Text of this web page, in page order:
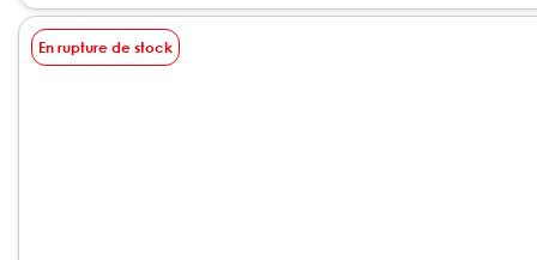
En rupture de stock